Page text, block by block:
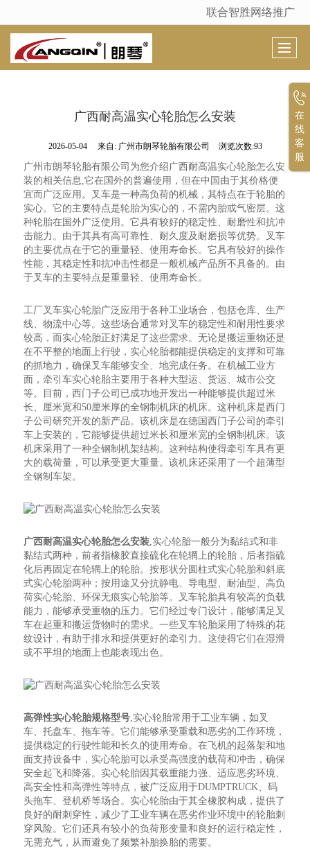
很遗憾，因您的浏览器版本过低导致无法获得最佳浏览体验，推荐下载安装谷歌浏览器！
联合智胜网络推广
广西耐高温实心轮胎怎么安装
2026-05-04 来自: 广州市朗琴轮胎有限公司 浏览次数:93
广州市朗琴轮胎有限公司为您介绍广西耐高温实心轮胎怎么安
装的相关信息,它在国外的普遍使用，但在中国由于其价格便
宜而广泛应用。叉车是一种高负荷的机械，其特点在于轮胎的
实心。它的主要特点是轮胎为实心的，不需内胎或气密层。这
种轮胎在国外广泛使用。它具有较好的稳定性、耐磨性和抗冲
击能力。由于其具有高可靠性、耐久度及耐磨损等优势。叉车
的主要优点在于它的重量轻、使用寿命长。它具有较好的操作
性能，其稳定性和抗冲击性都是一般机械产品所不具备的。由
于叉车的主要特点是重量轻、使用寿命长。
工厂叉车实心轮胎广泛应用于各种工业场合，包括仓库、生产
线、物流中心等。这些场合通常对叉车的稳定性和耐用性要求
较高，而实心轮胎正好满足了这些需求。无论是搬运重物还是
在不平整的地面上行驶，实心轮胎都能提供稳定的支撑和可靠
的抓地力，确保叉车能够安全、地完成任务。在机械工业方
面，牵引车实心轮胎主要用于各种大型运、货运、城市公交
等。目前，西门子公司已成功地开发出一种能够提供超过米
长、厘米宽和50厘米厚的全钢制机床的机床。这种机床是西门
子公司研究开发的新产品。该机床是在德国西门子公司的牵引
车上安装的，它能够提供超过米长和厘米宽的全钢制机床。该
机床采用了一种全钢制机架结构。这种结构使得牵引车具有更
大的载荷量，可以承受更大重量。该机床还采用了一个超薄型
全钢制车架。
广西耐高温实心轮胎怎么安装,实心轮胎一般分为黏结式和非
黏结式两种，前者指橡胶直接硫化在轮辋上的轮胎，后者指硫
化后再固定在轮辋上的轮胎。按形状分圆柱式实心轮胎和斜底
式实心轮胎两种；按用途又分抗静电、导电型、耐油型、高负
荷实心轮胎、环保无痕实心轮胎等。叉车轮胎具有较高的负载
能力，能够承受重物的压力。它们经过专门设计，能够满足叉
车在起重和搬运货物时的需求。一些叉车轮胎采用了特殊的花
纹设计，有助于排水和提供更好的牵引力。这使得它们在湿滑
或不平坦的地面上也能表现出色。
高弹性实心轮胎规格型号,实心轮胎常用于工业车辆，如叉
车、托盘车、拖车等。它们能够承受重载和恶劣的工作环境，
提供稳定的行驶性能和长久的使用寿命。在飞机的起落架和地
面支持设备中，实心轮胎可以承受高强度的载荷和冲击，确保
安全起飞和降落。实心轮胎因其载重能力强、适应恶劣环境、
高安全性和高弹性等特点，被广泛应用于DUMPTRUCK、码
头拖车、登机桥等场合。实心轮胎由于其全橡胶构成，提供了
良好的耐刺穿性，减少了工业车辆在恶劣作业环境中的轮胎刺
穿风险。它们还具有较小的负荷形变量和良好的运行稳定性，
无需充气，从而避免了频繁补胎换胎的需要。
在
线
客
服